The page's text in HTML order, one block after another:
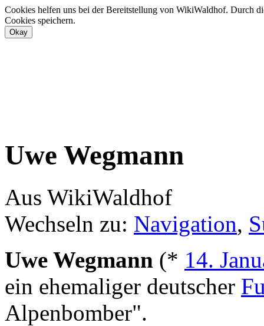
Cookies helfen uns bei der Bereitstellung von WikiWaldhof. Durch
Cookies speichern.
Uwe Wegmann
Aus WikiWaldhof
Wechseln zu: Navigation,
Uwe Wegmann (* 14.
ein ehemaliger deutscher
Alpenbomber".